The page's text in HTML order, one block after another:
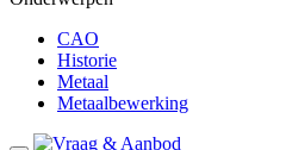
CAO
Historie
Metaal
Metaalbewerking